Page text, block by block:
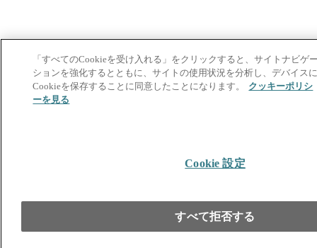
「すべてのCookieを受け入れる」をクリックすると、サイトナビゲ
ションを強化するとともに、サイトの使用状況を分析し、デバイス
Cookieを保存することに同意したことになります。
クッキーポリシ
ーを見る
Cookie 設定
すべて拒否する